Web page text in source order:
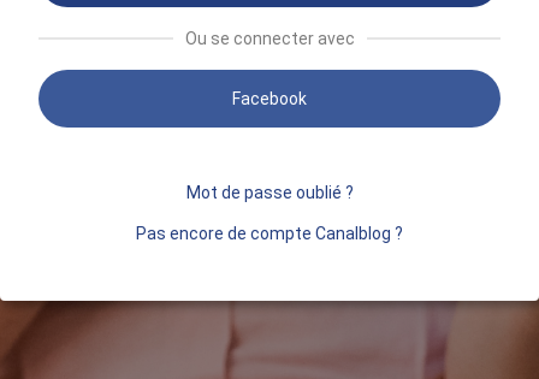
Ou se connecter avec
Facebook
Mot de passe oublié ?
Pas encore de compte Canalblog ?